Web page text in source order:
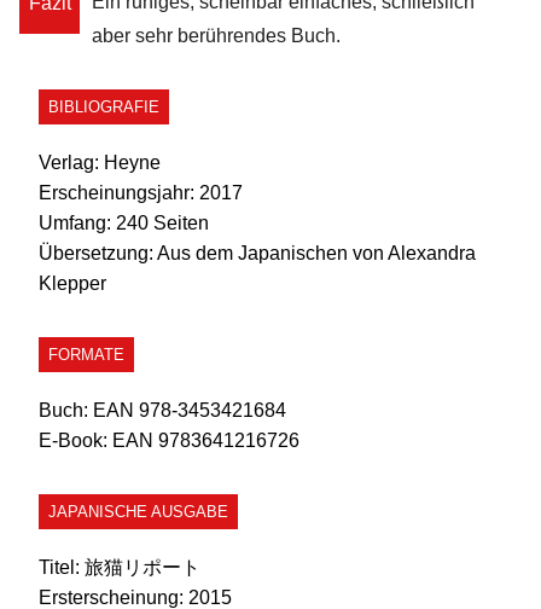
aber sehr berührendes Buch.
BIBLIOGRAFIE
Verlag: Heyne
Erscheinungsjahr: 2017
Umfang: 240 Seiten
Übersetzung: Aus dem Japanischen von Alexandra
Klepper
FORMATE
Buch: EAN 978-3453421684
E-Book: EAN 9783641216726
JAPANISCHE AUSGABE
Titel: 旅猫リポート
Ersterscheinung: 2015